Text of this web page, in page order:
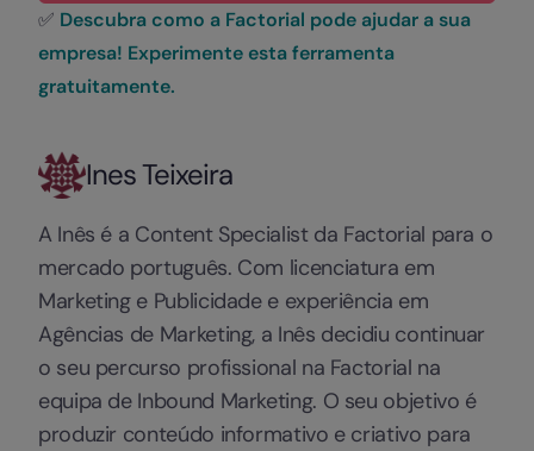
✅ Descubra como a Factorial pode ajudar a sua
empresa! Experimente esta ferramenta
gratuitamente.
Ines Teixeira
A Inês é a Content Specialist da Factorial para o
mercado português. Com licenciatura em
Marketing e Publicidade e experiência em
Agências de Marketing, a Inês decidiu continuar
o seu percurso profissional na Factorial na
equipa de Inbound Marketing. O seu objetivo é
produzir conteúdo informativo e criativo para